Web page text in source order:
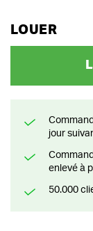
LOUER
Commandé avant 13h pendant la semaine? Livré le
jour
Commandé pendant le weekend? Livré ou prêt à être
enlevé à
50.000